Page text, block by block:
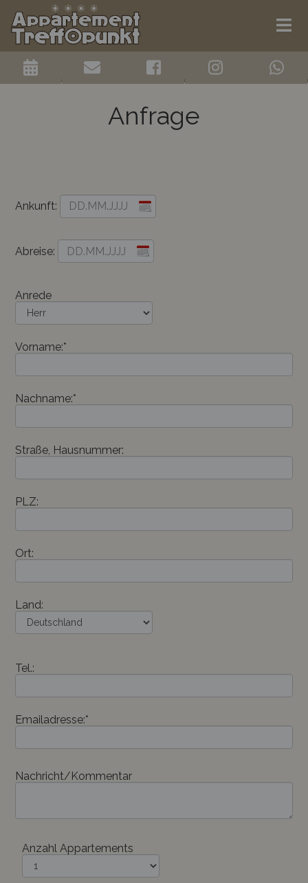
Anfrage
Ankunft:
Abreise:
Anrede
Vorname:*
Nachname:*
Straße, Hausnummer:
PLZ:
Ort:
Land:
Tel.:
Emailadresse:*
Nachricht/Kommentar
Anzahl Appartements